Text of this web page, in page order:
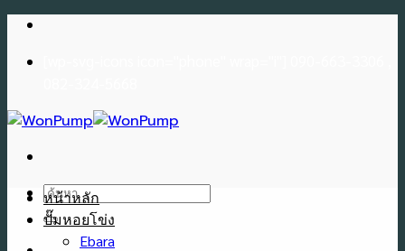
Skip
content
ค้นหา:
หน้าหลัก
ปั๊มหอยโข่ง
Ebara